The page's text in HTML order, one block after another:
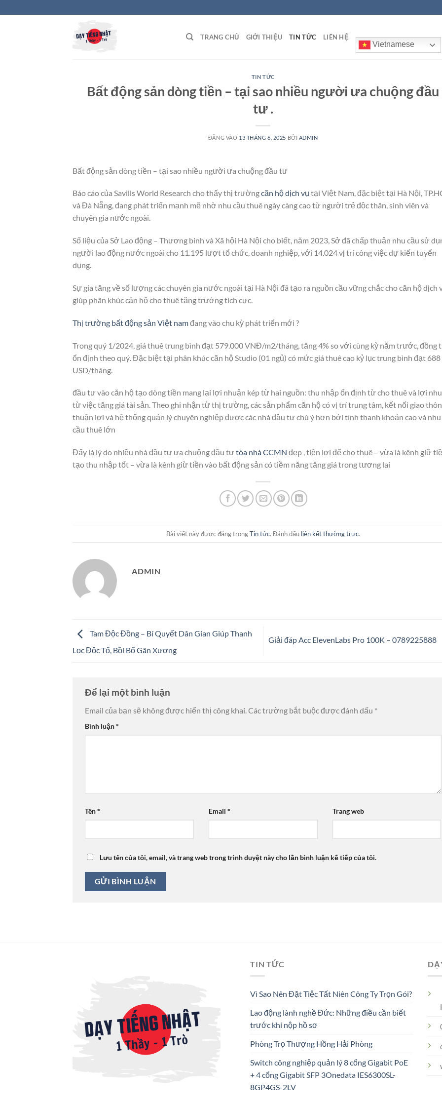
qua
TRANG CHỦ GIỚI THIỆU TIN TỨC LIÊN HỆ
Vietnamese
TIN TỨC
Bất động sản dòng tiền – tại sao nhiều người ưa chuộng đầu
tư .
ĐĂNG VÀO 13 THÁNG 6, 2025 BỞI ADMIN
Bất động sản dòng tiền – tại sao nhiều người ưa chuộng đầu tư
Báo cáo của Savills World Research cho thấy thị trườngcăn hộ dịch vụ tại Việt Nam, đặc biệt tại Hà Nội,
và Đà Nẵng, đang phát triển mạnh mẽ nhờ nhu cầu thuê ngày càng cao từ người trẻ độc thân, sinh viên và
chuyên gia nước ngoài.
Số liệu của Sở Lao động – Thương binh và Xã hội Hà Nội cho biết, năm 2023, Sở đã chấp thuận nhu cầu sử
người lao động nước ngoài cho 11.195 lượt tổ chức, doanh nghiệp, với 14.024 vị trí công việc dự kiến tuyển
dụng.
Sự gia tăng về số lượng các chuyên gia nước ngoài tại Hà Nội đã tạo ra nguồn cầu vững chắc cho căn hộ dịch
giúp phân khúc căn hộ cho thuê tăng trưởng tích cực.
Thị trường bất động sản Việt namđang vào chu kỳ phát triển mới ?
Trong quý 1/2024, giá thuê trung bình đạt 579.000 VNĐ/m2/tháng, tăng 4% so với cùng kỳ năm trước, đồng
ổn định theo quý. Đặc biệt tại phân khúc căn hộ Studio (01 ngủ) có mức giá thuê cao kỷ lục trung bình đạt 688
USD/tháng.
đầu tư vào căn hộ tạo dòng tiền mang lại lợi nhuận kép từ hai nguồn: thu nhập ổn định từ cho thuê và lợi
từ việc tăng giá tài sản. Theo ghi nhận từ thị trường, các sản phẩm căn hộ có vị trí trung tâm, kết nối giao
thuận lợi và hệ thống quản lý chuyên nghiệp được các nhà đầu tư chú ý hơn bởi tính thanh khoản cao và nhu
cầu thuê lớn
Đấy là lý do nhiều nhà đầu tư ưa chuộng đầu tưtòa nhà CCMN đẹp , tiện lợi để cho thuê – vừa là kênh giữ
tạo thu nhập tốt – vừa là kênh giừ tiền vào bất động sản có tiềm năng tăng giá trong tương lai
Bài viết này được đăng trongTin tức. Đánh dấu liên kết thường trực.
ADMIN
Tam Độc Đồng – Bí Quyết Dân Gian Giúp Thanh
Lọc Độc Tố, Bồi Bổ Gân Xương
Giải đáp Acc ElevenLabs Pro 100K – 0789225888
Để lại một bình luận
Email của bạn sẽ không được hiển thị công khai.Các trường bắt buộc được đánh dấu *
Bình luận*
Tên* Email * Trang web
Lưu tên của tôi, email, và trang web trong trình duyệt này cho lần bình luận kế tiếp của tôi.
TIN TỨC
Vì Sao Nên Đặt Tiệc Tất Niên Công Ty Trọn Gói?
Lao động lành nghề Đức: Những điều cần biết
trước khi nộp hồ sơ
Phòng Trọ Thượng Hồng Hải Phòng
Switch công nghiệp quản lý 8 cổng Gigabit PoE
+ 4 cổng Gigabit SFP 3Onedata IES6300SL-
8GP4GS-2LV